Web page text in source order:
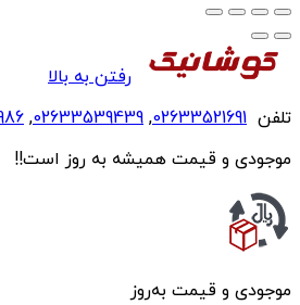
رفتن به بالا
تلفن 02633521691
,
02633539439
,
موجودی و قیمت همیشه به روز است!!
موجودی و قیمت به‌روز